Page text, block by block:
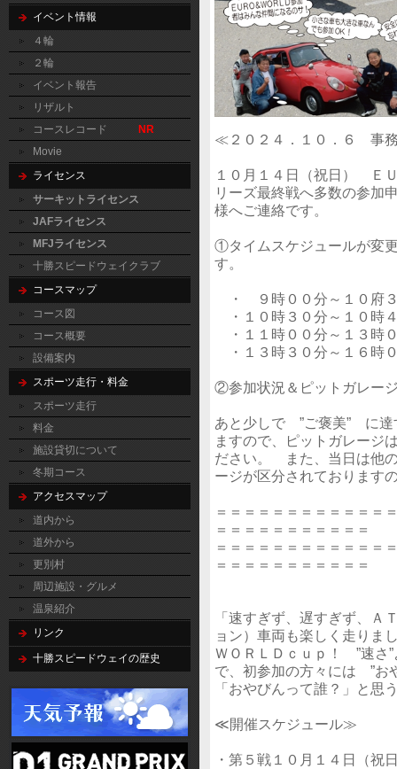
イベント情報
４輪
２輪
イベント報告
リザルト
コースレコード
NR
Movie
ライセンス
サーキットライセンス
JAFライセンス
MFJライセンス
十勝スピードウェイクラブ
コースマップ
コース図
コース概要
設備案内
スポーツ走行・料金
スポーツ走行
料金
施設貸切について
冬期コース
アクセスマップ
道内から
道外から
更別村
周辺施設・グルメ
温泉紹介
リンク
十勝スピードウェイの歴史
≪２０２４．１０．６ 事
１０月１４日（祝日） Ｅ
リーズ最終戦へ多数の参加
様へご連絡です。
①タイムスケジュールが変
す。
・ ９時００分～１０府
・１０時３０分～１０時
・１１時００分～１３
・１３時３０分～１６
②参加状況＆ピットガレー
あと少しで ”ご褒美” に達
ますので、ピットガレージ
ださい。 また、当日は他
ージが区分されております
＝＝＝＝＝＝＝＝＝＝＝＝
＝＝＝＝＝＝＝＝＝＝＝
＝＝＝＝＝＝＝＝＝＝＝＝
＝＝＝＝＝＝＝＝＝＝＝
「速すぎず、遅すぎず、Ａ
ョン）車両も楽しく走りま
ＷＯＲＬＤｃｕｐ！ ”速さ
で、初参加の方々には ”お
「おやびんって誰？」と思
≪開催スケジュール≫
・第５戦１０月１４日（